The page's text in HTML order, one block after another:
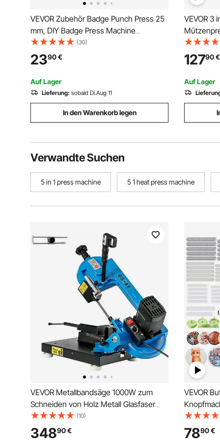
VEVOR Zubehör Badge Punch Press 25
mm, DIY Badge Press Machine
Ersatzteile 500 Stk, Metall + Kunststoff /
250 + 250 Stk. Abzeichen
(30)
2390€
Auf Lager
Lieferung: sobald Di.Aug 11
In den Warenkorb legen
VEVOR 3
16,3x8
mit 3
16,8x9,8
12790€
Auf Lager
Verwandte Suchen
5 in 1 press machine 5 1 heat press machine
VEVOR Metallbandsäge 1000W zum
Schneiden von Holz Metall Glasfaser
Kunststoff
(10)
34890€
VEVOR
Press 58/
7890€